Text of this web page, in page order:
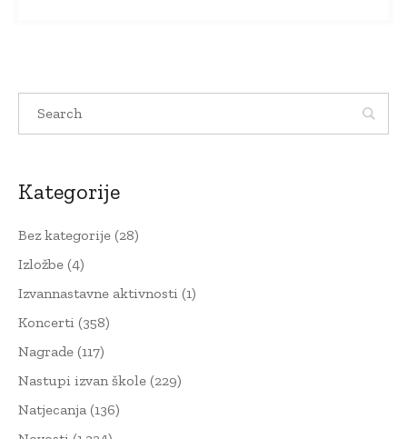
Kategorije
Bez kategorije (28)
Izložbe (4)
Izvannastavne aktivnosti (1)
Koncerti (358)
Nagrade (117)
Nastupi izvan škole (229)
Natjecanja (136)